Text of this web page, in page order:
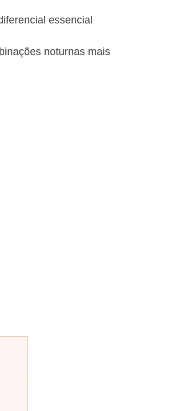
essencial
noturnas mais